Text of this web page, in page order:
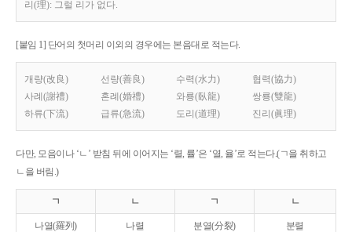
리(理): 그럴 리가 없다.
[붙임 1] 단어의 첫머리 이외의 경우에는 본음대로 적는다.
개량(改良) 선량(善良) 수력(水力)
협력(協力)
사례(謝禮)
혼례(婚禮) 와룡(臥龍)
쌍룡(雙龍)
하류(下流)
급류(急流) 도리(道理) 진리(眞理)
다만, 모음이나 ‘ㄴ’ 받침 뒤에 이어지는 ‘렬, 률’은 ‘열, 율’로 적는다.(ㄱ을 취하고
ㄴ을 버림.)
ㄱ ㄴ ㄱ ㄴ
나열(羅列) 나렬 분열(分裂) 분렬